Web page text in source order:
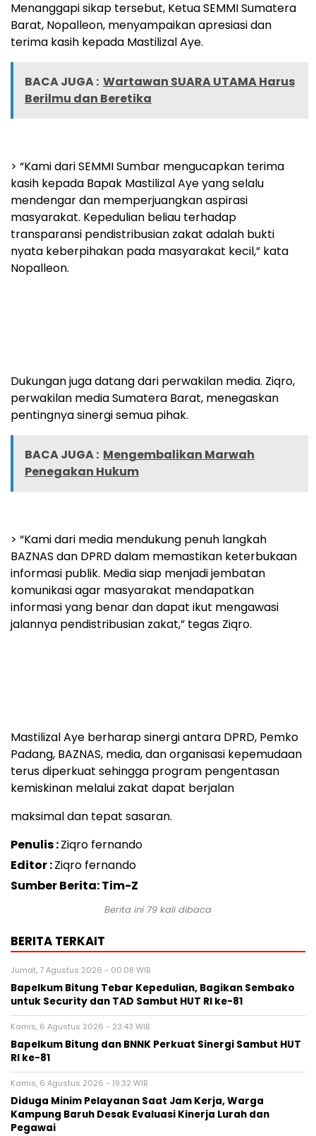
Menanggapi sikap tersebut, Ketua SEMMI Sumatera
Barat, Nopalleon, menyampaikan apresiasi dan
terima kasih kepada Mastilizal Aye.
BACA JUGA : Wartawan SUARA UTAMA Harus
Berilmu dan Beretika
> “Kami dari SEMMI Sumbar mengucapkan terima
kasih kepada Bapak Mastilizal Aye yang selalu
mendengar dan memperjuangkan aspirasi
masyarakat. Kepedulian beliau terhadap
transparansi pendistribusian zakat adalah bukti
nyata keberpihakan pada masyarakat kecil,” kata
Nopalleon.
Dukungan juga datang dari perwakilan media. Ziqro,
perwakilan media Sumatera Barat, menegaskan
pentingnya sinergi semua pihak.
BACA JUGA : Mengembalikan Marwah
Penegakan Hukum
> “Kami dari media mendukung penuh langkah
BAZNAS dan DPRD dalam memastikan keterbukaan
informasi publik. Media siap menjadi jembatan
komunikasi agar masyarakat mendapatkan
informasi yang benar dan dapat ikut mengawasi
jalannya pendistribusian zakat,” tegas Ziqro.
Mastilizal Aye berharap sinergi antara DPRD, Pemko
Padang, BAZNAS, media, dan organisasi kepemudaan
terus diperkuat sehingga program pengentasan
kemiskinan melalui zakat dapat berjalan
maksimal dan tepat sasaran.
Penulis :Ziqro fernando
Editor :Ziqro fernando
Sumber Berita: Tim-Z
Berita ini 79 kali dibaca
BERITA TERKAIT
Jumat, 7 Agustus 2026 - 00:08 WIB
Bapelkum Bitung Tebar Kepedulian, Bagikan Sembako
untuk Security dan TAD Sambut HUT RI ke-81
Kamis, 6 Agustus 2026 - 23:43 WIB
Bapelkum Bitung dan BNNK Perkuat Sinergi Sambut HUT
RI ke-81
Kamis, 6 Agustus 2026 - 19:32 WIB
Diduga Minim Pelayanan Saat Jam Kerja, Warga
Kampung Baruh Desak Evaluasi Kinerja Lurah dan
Pegawai